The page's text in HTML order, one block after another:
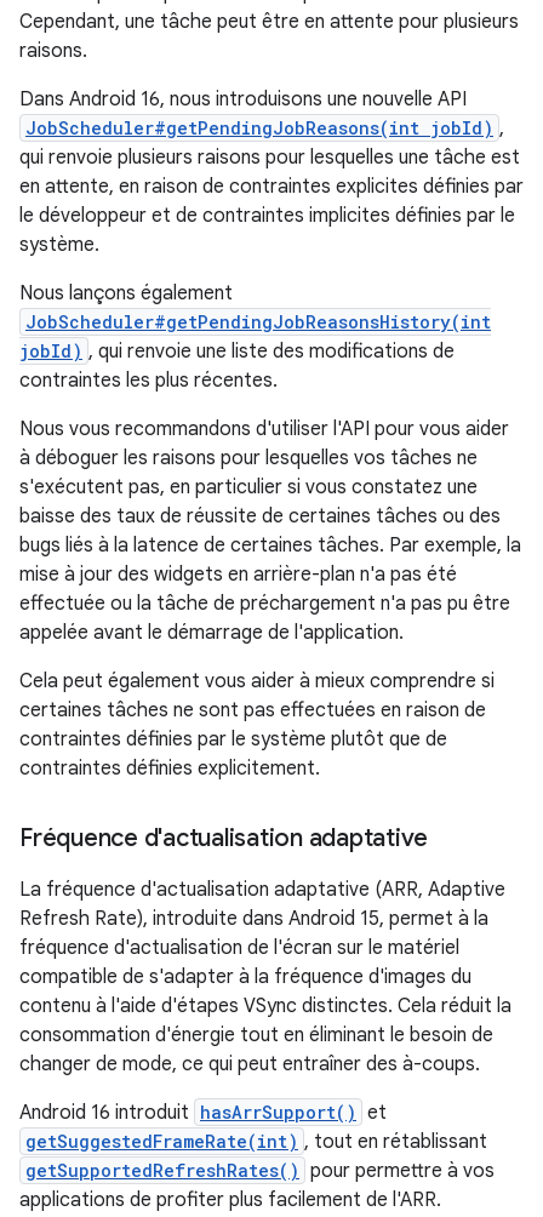
Cependant, une tâche peut être en attente pour plusieurs
raisons.
Dans Android 16, nous introduisons une nouvelle API
JobScheduler#getPendingJobReasons(int jobId) ,
qui renvoie plusieurs raisons pour lesquelles une tâche est
en attente, en raison de contraintes explicites définies par
le développeur et de contraintes implicites définies par le
système.
Nous lançons également
JobScheduler#getPendingJobReasonsHistory(int
jobId) , qui renvoie une liste des modifications de
contraintes les plus récentes.
Nous vous recommandons d'utiliser l'API pour vous aider
à déboguer les raisons pour lesquelles vos tâches ne
s'exécutent pas, en particulier si vous constatez une
baisse des taux de réussite de certaines tâches ou des
bugs liés à la latence de certaines tâches. Par exemple, la
mise à jour des widgets en arrière-plan n'a pas été
effectuée ou la tâche de préchargement n'a pas pu être
appelée avant le démarrage de l'application.
Cela peut également vous aider à mieux comprendre si
certaines tâches ne sont pas effectuées en raison de
contraintes définies par le système plutôt que de
contraintes définies explicitement.
Fréquence d'actualisation adaptative
La fréquence d'actualisation adaptative (ARR, Adaptive
Refresh Rate), introduite dans Android 15, permet à la
fréquence d'actualisation de l'écran sur le matériel
compatible de s'adapter à la fréquence d'images du
contenu à l'aide d'étapes VSync distinctes. Cela réduit la
consommation d'énergie tout en éliminant le besoin de
changer de mode, ce qui peut entraîner des à-coups.
Android 16 introduit hasArrSupport() et
getSuggestedFrameRate(int) , tout en rétablissant
getSupportedRefreshRates() pour permettre à vos
applications de profiter plus facilement de l'ARR.